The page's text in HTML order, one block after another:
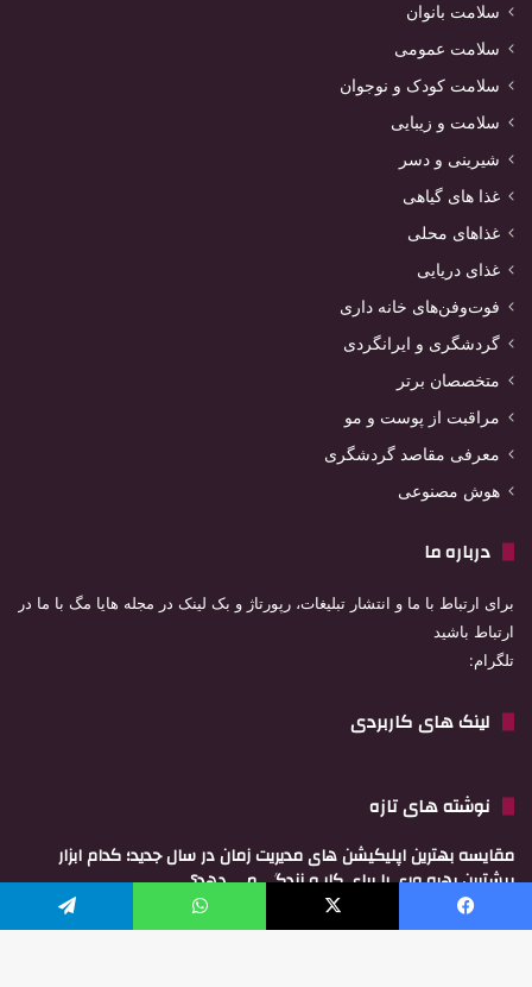
سلامت بانوان
سلامت عمومی
سلامت کودک و نوجوان
سلامت و زیبایی
شیرینی و دسر
غذا های گیاهی
غذاهای محلی
غذای دریایی
فوت‌وفن‌های خانه داری
گردشگری و ایرانگردی
متخصصان برتر
مراقبت از پوست و مو
معرفی مقاصد گردشگری
هوش مصنوعی
درباره ما
برای ارتباط با ما و انتشار تبلیغات، رپورتاژ و بک لینک در مجله هایا مگ با ما در
ارتباط باشید
تلگرام:
لینک های کاربردی
نوشته های تازه
مقایسه بهترین اپلیکیشن های مدیریت زمان در سال جدید؛ کدام ابزار
بیشترین بهره وری را برای کار و زندگی می دهد؟
اسفند 4, 1404
فیسبوک X واتس آپ تلگرام